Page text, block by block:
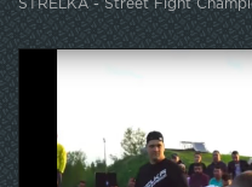
STRELKA - Street Fight